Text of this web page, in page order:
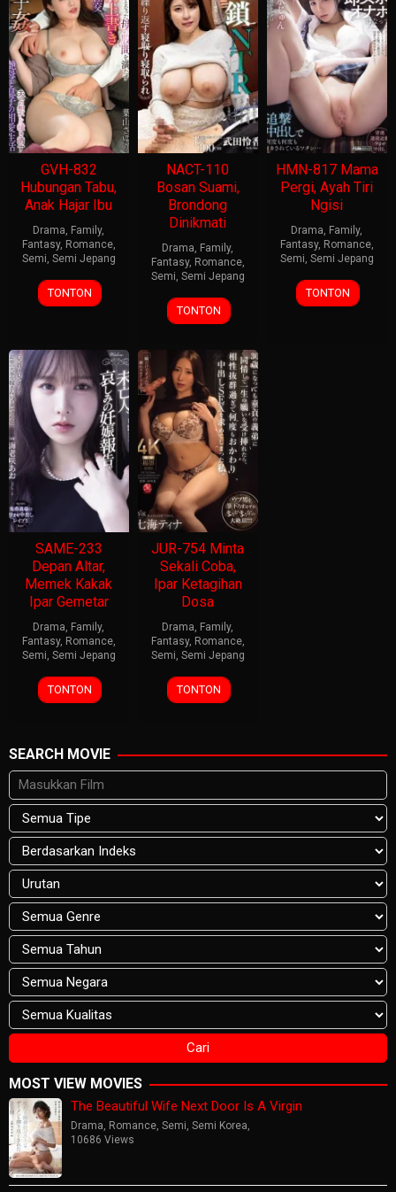
GVH-832
Hubungan Tabu,
Anak Hajar Ibu
Drama, Family,
Fantasy, Romance,
Semi, Semi Jepang
TONTON
NACT-110
Bosan Suami,
Brondong
Dinikmati
Drama, Family,
Fantasy, Romance,
Semi, Semi Jepang
TONTON
HMN-817 Mama
Pergi, Ayah Tiri
Ngisi
Drama, Family,
Fantasy, Romance,
Semi, Semi Jepang
TONTON
SAME-233
Depan Altar,
Memek Kakak
Ipar Gemetar
Drama, Family,
Fantasy, Romance,
Semi, Semi Jepang
TONTON
JUR-754 Minta
Sekali Coba,
Ipar Ketagihan
Dosa
Drama, Family,
Fantasy, Romance,
Semi, Semi Jepang
TONTON
SEARCH MOVIE
MOST VIEW MOVIES
The Beautiful Wife Next Door Is A Virgin
Drama, Romance, Semi, Semi Korea,
10686 Views